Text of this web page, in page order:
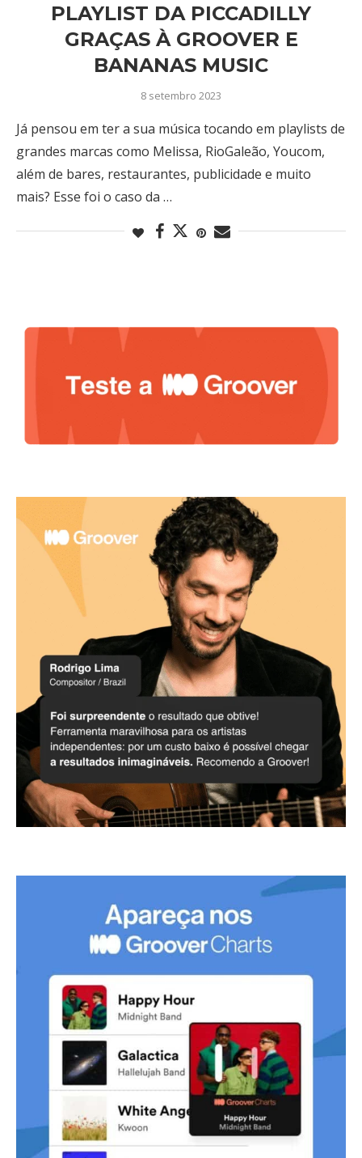
PLAYLIST DA PICCADILLY
GRAÇAS À GROOVER E
BANANAS MUSIC
8 setembro 2023
Já pensou em ter a sua música tocando em playlists de
grandes marcas como Melissa, RioGaleão, Youcom,
além de bares, restaurantes, publicidade e muito
mais? Esse foi o caso da …